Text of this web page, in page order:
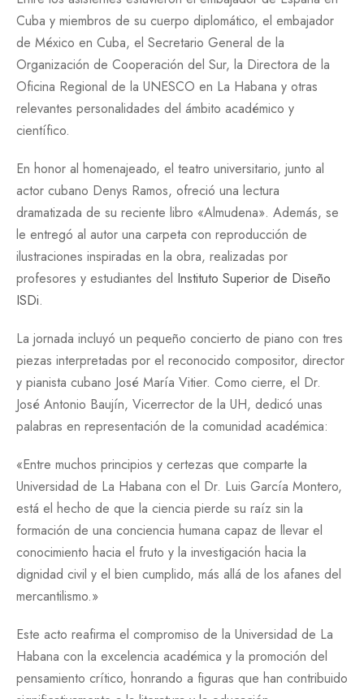
Cuba y miembros de su cuerpo diplomático, el embajador
de México en Cuba, el Secretario General de la
Organización de Cooperación del Sur, la Directora de la
Oficina Regional de la UNESCO en La Habana y otras
relevantes personalidades del ámbito académico y
científico.
En honor al homenajeado, el teatro universitario, junto al
actor cubano Denys Ramos, ofreció una lectura
dramatizada de su reciente libro «Almudena». Además, se
le entregó al autor una carpeta con reproducción de
ilustraciones inspiradas en la obra, realizadas por
profesores y estudiantes del Instituto Superior de Diseño
ISDi.
La jornada incluyó un pequeño concierto de piano con tres
piezas interpretadas por el reconocido compositor, director
y pianista cubano José María Vitier. Como cierre, el Dr.
José Antonio Baujín, Vicerrector de la UH, dedicó unas
palabras en representación de la comunidad académica:
«Entre muchos principios y certezas que comparte la
Universidad de La Habana con el Dr. Luis García Montero,
está el hecho de que la ciencia pierde su raíz sin la
formación de una conciencia humana capaz de llevar el
conocimiento hacia el fruto y la investigación hacia la
dignidad civil y el bien cumplido, más allá de los afanes del
mercantilismo.»
Este acto reafirma el compromiso de la Universidad de La
Habana con la excelencia académica y la promoción del
pensamiento crítico, honrando a figuras que han contribuido